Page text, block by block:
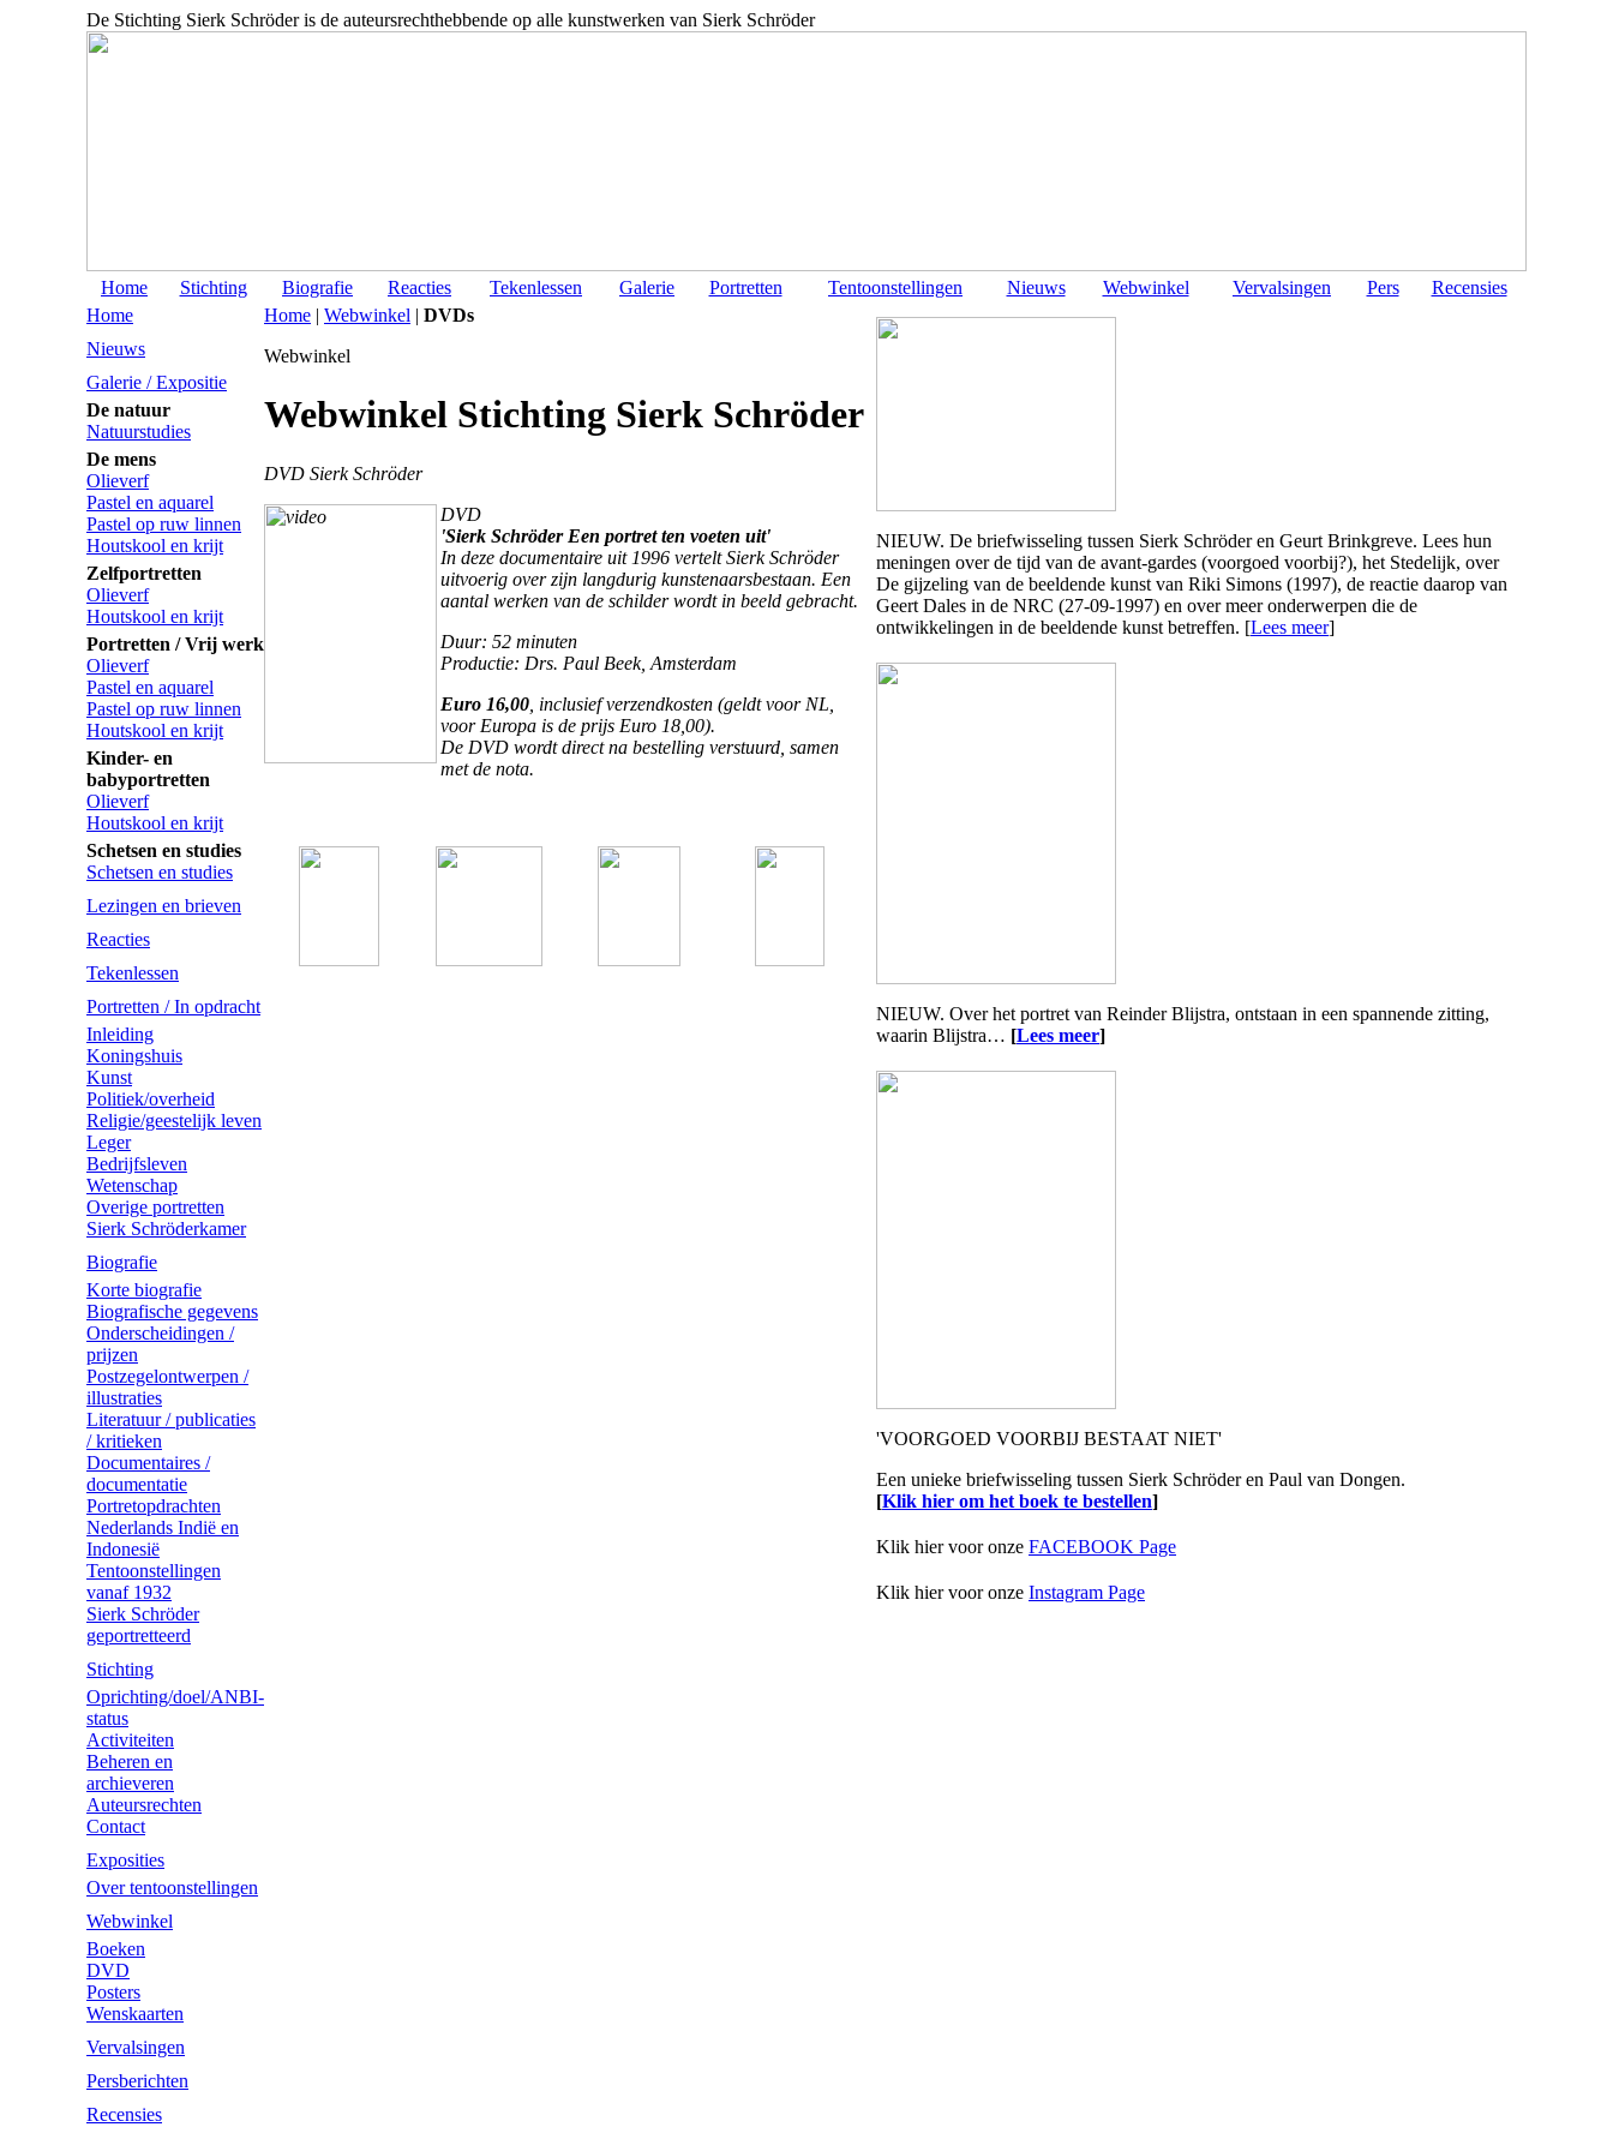
De Stichting Sierk Schröder is de auteursrechthebbende op alle kunstwerken van Sierk Schröder
Home Stichting Biografie Reacties Tekenlessen Galerie Portretten Tentoonstellingen Nieuws Webwinkel Vervalsingen Pers
Recensies
Home
Nieuws
Galerie / Expositie
De natuur
Natuurstudies
De mens
Olieverf
Pastel en aquarel
Pastel op ruw linnen
Houtskool en krijt
Zelfportretten
Olieverf
Houtskool en krijt
Portretten / Vrij werk
Olieverf
Pastel en aquarel
Pastel op ruw linnen
Houtskool en krijt
Kinder- en
babyportretten
Olieverf
Houtskool en krijt
Schetsen en studies
Schetsen en studies
Lezingen en brieven
Reacties
Tekenlessen
Portretten / In opdracht
Inleiding
Koningshuis
Kunst
Politiek/overheid
Religie/geestelijk leven
Leger
Bedrijfsleven
Wetenschap
Overige portretten
Sierk Schröderkamer
Biografie
Korte biografie
Biografische gegevens
Onderscheidingen /
prijzen
Postzegelontwerpen /
illustraties
Literatuur / publicaties
/ kritieken
Documentaires /
documentatie
Portretopdrachten
Nederlands Indië en
Indonesië
Tentoonstellingen
vanaf 1932
Sierk Schröder
geportretteerd
Stichting
Oprichting/doel/ANBI-
status
Activiteiten
Beheren en
archieveren
Auteursrechten
Contact
Exposities
Over tentoonstellingen
Webwinkel
Boeken
DVD
Posters
Wenskaarten
Vervalsingen
Persberichten
Recensies
Home | Webwinkel | DVDs
Webwinkel
Webwinkel Stichting Sierk Schröder
DVD Sierk Schröder
DVD
'Sierk Schröder Een portret ten voeten uit'
In deze documentaire uit 1996 vertelt Sierk Schröder
uitvoerig over zijn langdurig kunstenaarsbestaan. Een
aantal werken van de schilder wordt in beeld gebracht.
Duur: 52 minuten
Productie: Drs. Paul Beek, Amsterdam
Euro 16,00 , inclusief verzendkosten (geldt voor NL,
voor Europa is de prijs Euro 18,00).
De DVD wordt direct na bestelling verstuurd, samen
met de nota.
NIEUW. De briefwisseling tussen Sierk Schröder en Geurt Brinkgreve. Lees hun
meningen over de tijd van de avant-gardes (voorgoed voorbij?), het Stedelijk, over
De gijzeling van de beeldende kunst van Riki Simons (1997), de reactie daarop van
Geert Dales in de NRC (27-09-1997) en over meer onderwerpen die de
ontwikkelingen in de beeldende kunst betreffen. [Lees meer]
NIEUW. Over het portret van Reinder Blijstra, ontstaan in een spannende zitting,
waarin Blijstra… [Lees meer]
'VOORGOED VOORBIJ BESTAAT NIET'
Een unieke briefwisseling tussen Sierk Schröder en Paul van Dongen.
[Klik hier om het boek te bestellen]
Klik hier voor onze FACEBOOK Page
Klik hier voor onze Instagram Page